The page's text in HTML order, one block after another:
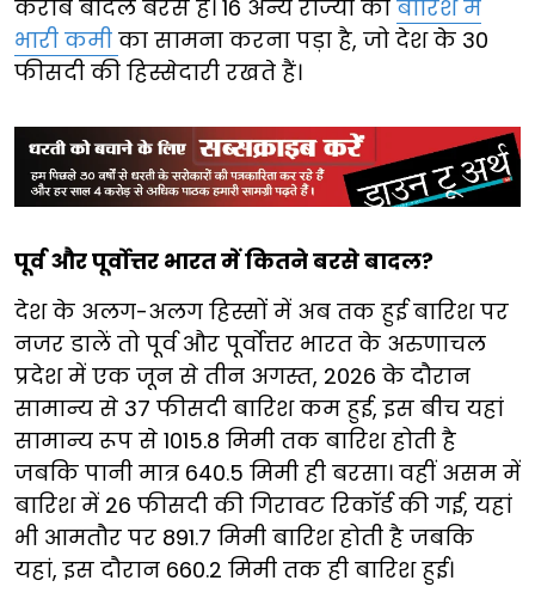
करीब बादल बरसे हैं। 16 अन्य राज्यों को बारिश में
भारी कमी का सामना करना पड़ा है, जो देश के 30
फीसदी की हिस्सेदारी रखते हैं।
पूर्व और पूर्वोत्तर भारत में कितने बरसे बादल?
देश के अलग-अलग हिस्सों में अब तक हुई बारिश पर
नजर डालें तो पूर्व और पूर्वोत्तर भारत के अरुणाचल
प्रदेश में एक जून से तीन अगस्त, 2026 के दौरान
सामान्य से 37 फीसदी बारिश कम हुई, इस बीच यहां
सामान्य रूप से 1015.8 मिमी तक बारिश होती है
जबकि पानी मात्र 640.5 मिमी ही बरसा। वहीं असम में
बारिश में 26 फीसदी की गिरावट रिकॉर्ड की गई, यहां
भी आमतौर पर 891.7 मिमी बारिश होती है जबकि
यहां, इस दौरान 660.2 मिमी तक ही बारिश हुई।